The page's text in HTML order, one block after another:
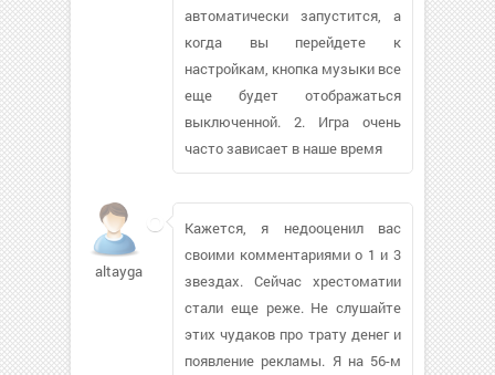
автоматически запустится, а
когда вы перейдете к
настройкам, кнопка музыки все
еще будет отображаться
выключенной. 2. Игра очень
часто зависает в наше время
altaygala459
Кажется, я недооценил вас
своими комментариями о 1 и 3
звездах. Сейчас хрестоматии
стали еще реже. Не слушайте
этих чудаков про трату денег и
появление рекламы. Я на 56-м